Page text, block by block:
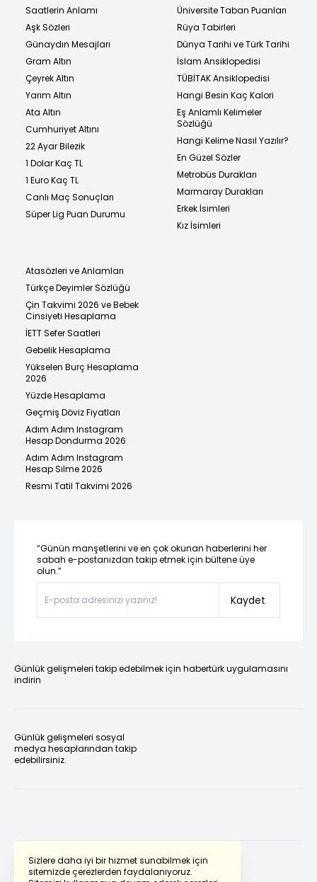
Sizlere daha iyi bir hizmet sunabilmek için
sitemizde çerezlerden faydalanıyoruz.
Saatlerin Anlamı
Aşk Sözleri
Günaydın Mesajları
Gram Altın
Çeyrek Altın
Yarım Altın
Ata Altın
Cumhuriyet Altını
22 Ayar Bilezik
1 Dolar Kaç TL
1 Euro Kaç TL
Canlı Maç Sonuçları
Süper Lig Puan Durumu
Üniversite Taban Puanları
Rüya Tabirleri
Dünya Tarihi ve Türk Tarihi
İslam Ansiklopedisi
TÜBİTAK Ansiklopedisi
Hangi Besin Kaç Kalori
Eş Anlamlı Kelimeler
Sözlüğü
Hangi Kelime Nasıl Yazılır?
En Güzel Sözler
Metrobüs Durakları
Marmaray Durakları
Erkek İsimleri
Kız İsimleri
Atasözleri ve Anlamları
Türkçe Deyimler Sözlüğü
Çin Takvimi 2026 ve Bebek
Cinsiyeti Hesaplama
İETT Sefer Saatleri
Gebelik Hesaplama
Yükselen Burç Hesaplama
2026
Yüzde Hesaplama
Geçmiş Döviz Fiyatları
Adım Adım Instagram
Hesap Dondurma 2026
Adım Adım Instagram
Hesap Silme 2026
Resmi Tatil Takvimi 2026
“Günün manşetlerini ve en çok okunan haberlerini her
sabah e-postanızdan takip etmek için bültene üye
olun.”
Kaydet
Günlük gelişmeleri takip edebilmek için habertürk uygulamasını
indirin
Günlük gelişmeleri sosyal
medya hesaplarından takip
edebilirsiniz.